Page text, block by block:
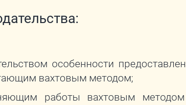
особенности
вахтовым методом;
работы вахтовым